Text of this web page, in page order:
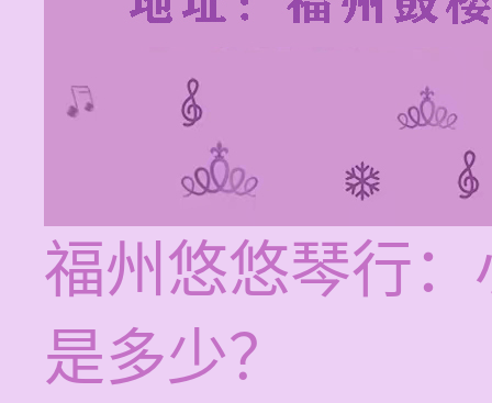
福州悠悠琴行
是多少？